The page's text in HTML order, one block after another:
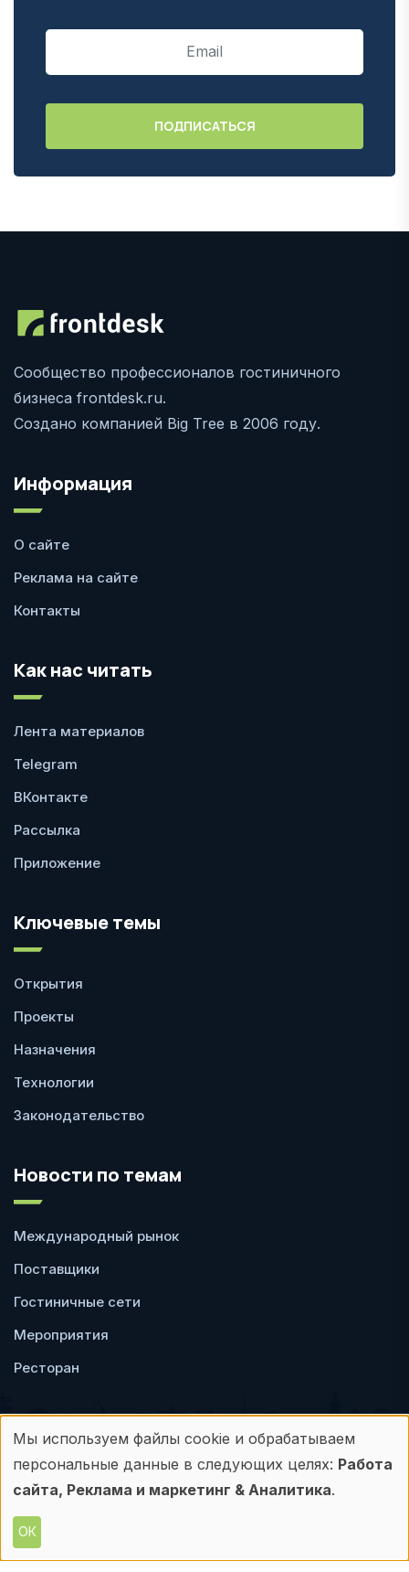
Сообщество профессионалов гостиничного
бизнеса frontdesk.ru.
Создано компанией Big Tree в 2006 году.
Информация
О сайте
Реклама на сайте
Контакты
Как нас читать
Лента материалов
Telegram
ВКонтакте
Рассылка
Приложение
Ключевые темы
Открытия
Проекты
Назначения
Технологии
Законодательство
Новости по темам
Международный рынок
Поставщики
Гостиничные сети
Мероприятия
Ресторан
Пользовательское
соглашение
Политика
конфиденциальности
Любое использование материалов с данного
Использование
персональных
данных
Мы используем файлы cookie и обрабатываем
персональные данные в следующих целях: Работа
сайта, Реклама и маркетинг & Аналитика.
ОК